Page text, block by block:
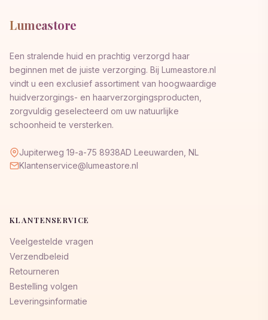
Lumeastore
Een stralende huid en prachtig verzorgd haar
beginnen met de juiste verzorging. Bij Lumeastore.nl
vindt u een exclusief assortiment van hoogwaardige
huidverzorgings- en haarverzorgingsproducten,
zorgvuldig geselecteerd om uw natuurlijke
schoonheid te versterken.
Jupiterweg 19-a-75 8938AD Leeuwarden, NL
Klantenservice@lumeastore.nl
KLANTENSERVICE
Veelgestelde vragen
Verzendbeleid
Retourneren
Bestelling volgen
Leveringsinformatie